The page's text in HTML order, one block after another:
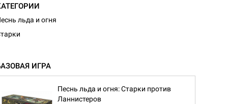
льда и огня
ИГРА
Песнь льда и огня: Старки против
Ланнистеров